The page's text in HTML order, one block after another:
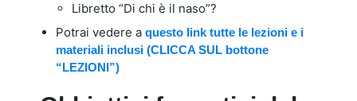
Libretto “Di chi è il naso”?
Potrai vedere a questo link tutte le lezioni e i
materiali inclusi (CLICCA SUL bottone
“LEZIONI”)